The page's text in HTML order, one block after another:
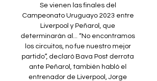
Se vienen las finales del
Campeonato Uruguayo 2023 entre
Liverpool y Peñarol, que
determinarán al... “No encontramos
los circuitos, no fue nuestro mejor
partido”, declaró Bava Post derrota
ante Peñarol, también habló el
entrenador de Liverpool, Jorge